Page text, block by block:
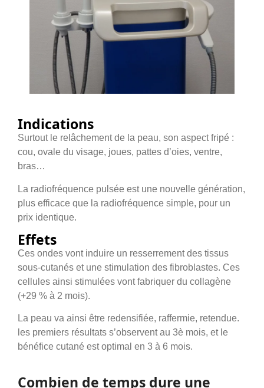
Indications
Surtout le relâchement de la peau, son aspect fripé :
cou, ovale du visage, joues, pattes d’oies, ventre,
bras…
La radiofréquence pulsée est une nouvelle génération,
plus efficace que la radiofréquence simple, pour un
prix identique.
Effets
Ces ondes vont induire un resserrement des tissus
sous-cutanés et une stimulation des fibroblastes. Ces
cellules ainsi stimulées vont fabriquer du collagène
(+29 % à 2 mois).
La peau va ainsi être redensifiée, raffermie, retendue.
les premiers résultats s’observent au 3è mois, et le
bénéfice cutané est optimal en 3 à 6 mois.
Combien de temps dure une